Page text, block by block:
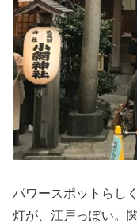
パワースポットらし
灯が、江戸っぽい。